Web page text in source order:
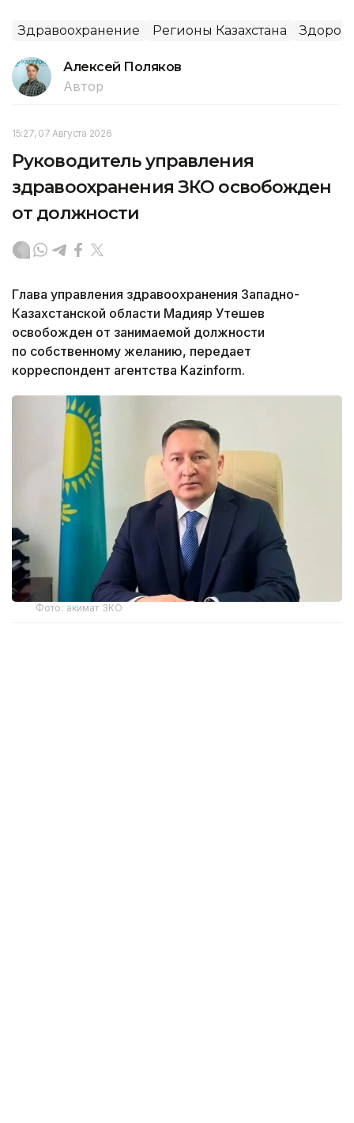
Здравоохранение Регионы Казахстана
Алексей Поляков
Автор
15:27, 07 Августа 2026
Руководитель управления
здравоохранения ЗКО освобожден
от должности
Глава управления здравоохранения Западно-
Казахстанской области Мадияр Утешев
освобожден от занимаемой должности
по собственному желанию, передает
корреспондент агентства Kazinform.
Фото: акимат ЗКО